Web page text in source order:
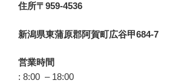
住所〒959-4536
新潟県東蒲原郡阿賀町広谷甲684-7
営業時間
: 8:00 – 18:00